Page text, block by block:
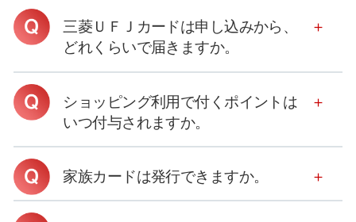
三菱ＵＦＪカードは申し込みから、
どれくらいで届きますか。
ショッピング利用で付くポイントは
いつ付与されますか。
家族カードは発行できますか。